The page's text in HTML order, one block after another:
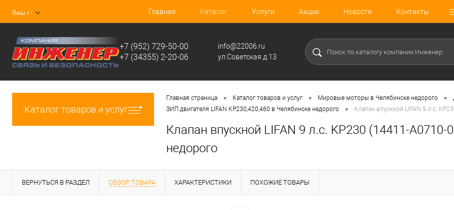
Ваш г.: Главная Каталог Услуги Акции Новости Контакты
+7 (952) 729-50-00
+7 (34355) 2-20-06
info@22006.ru
ул.Советская д.13
Каталог товаров и услуг
Главная страница • Каталог товаров и услуг • Мировые моторы в Челябинске недорого •
ЗИП двигателя LIFAN KP230,420,460 в Челябинске недорого • Клапан впускной LIFAN 9 л.с.
Клапан впускной LIFAN 9 л.с. KP230 (14411-
недорого
ВЕРНУТЬСЯ В РАЗДЕЛ ОБЗОР ТОВАРА ХАРАКТЕРИСТИКИ ПОХОЖИЕ ТОВАРЫ